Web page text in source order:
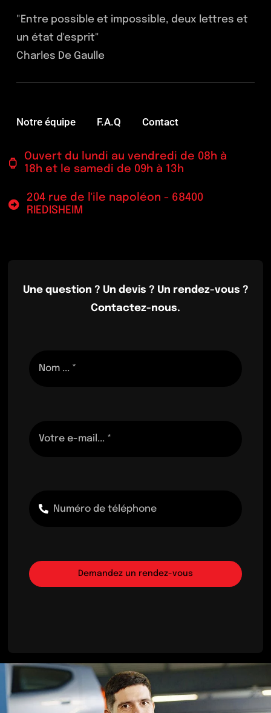
"Entre possible et impossible, deux lettres et
un état d'esprit"
Charles De Gaulle
Notre équipe F.A.Q Contact
Ouvert du lundi au vendredi de 08h à
18h et le samedi de 09h à 13h
204 rue de l'ile napoléon - 68400
RIEDISHEIM
Une question ? Un devis ? Un rendez-vous ?
Contactez-nous.
Demandez un rendez-vous